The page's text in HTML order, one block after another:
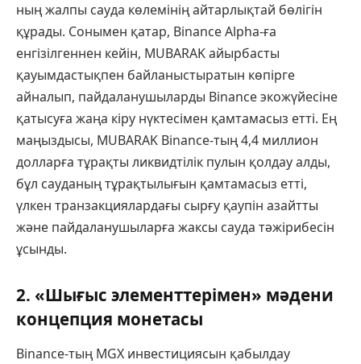
ның жалпы сауда көлемінің айтарлықтай бөлігін
құрады. Сонымен қатар, Binance Alpha-ға
енгізілгеннен кейін, MUBARAK айырбасты
қауымдастықпен байланыстыратын көпірге
айналып, пайдаланушыларды Binance экожүйесіне
қатысуға жаңа кіру нүктесімен қамтамасыз етті. Ең
маңыздысы, MUBARAK Binance-тың 4,4 миллион
долларға тұрақты ликвидтілік пулын қолдау алды,
бұл сауданың тұрақтылығын қамтамасыз етті,
үлкен транзакциялардағы сырғу қаупін азайтты
және пайдаланушыларға жаксы сауда тәжірибесін
ұсынды.
2. «Шығыс элементтерімен» мәдени
концепция монетасы
Binance-тың MGX инвестициясын қабылдау